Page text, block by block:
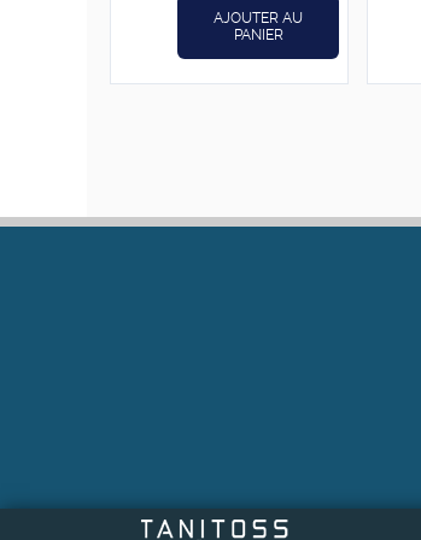
AJOUTER AU
PANIER